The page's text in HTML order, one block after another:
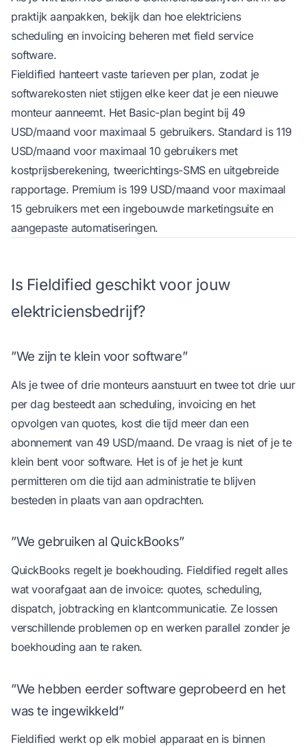
praktijk aanpakken, bekijk dan hoe elektriciens
scheduling en invoicing beheren met field service
software.
Fieldified hanteert vaste tarieven per plan, zodat je
softwarekosten niet stijgen elke keer dat je een nieuwe
monteur aanneemt. Het Basic-plan begint bij 49
USD/maand voor maximaal 5 gebruikers. Standard is 119
USD/maand voor maximaal 10 gebruikers met
kostprijsberekening, tweerichtings-SMS en uitgebreide
rapportage. Premium is 199 USD/maand voor maximaal
15 gebruikers met een ingebouwde marketingsuite en
aangepaste automatiseringen.
Is Fieldified geschikt voor jouw
elektriciensbedrijf?
”We zijn te klein voor software”
Als je twee of drie monteurs aanstuurt en twee tot drie uur
per dag besteedt aan scheduling, invoicing en het
opvolgen van quotes, kost die tijd meer dan een
abonnement van 49 USD/maand. De vraag is niet of je te
klein bent voor software. Het is of je het je kunt
permitteren om die tijd aan administratie te blijven
besteden in plaats van aan opdrachten.
”We gebruiken al QuickBooks”
QuickBooks regelt je boekhouding. Fieldified regelt alles
wat voorafgaat aan de invoice: quotes, scheduling,
dispatch, jobtracking en klantcommunicatie. Ze lossen
verschillende problemen op en werken parallel zonder je
boekhouding aan te raken.
”We hebben eerder software geprobeerd en het
was te ingewikkeld”
Fieldified werkt op elk mobiel apparaat en is binnen